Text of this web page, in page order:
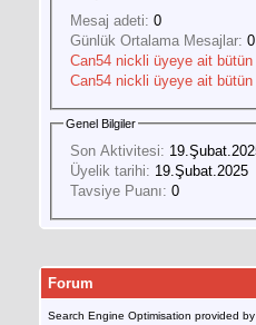
Mesaj adeti: 0
Günlük Ortalama Mesajlar: 0
Can54 nickli üyeye ait bütün
Can54 nickli üyeye ait bütün
Genel Bilgiler
Son Aktivitesi:
Üyelik tarihi: 19.Şubat.2025
Tavsiye Puanı: 0
Forum
Search Engine Optimisation provided by